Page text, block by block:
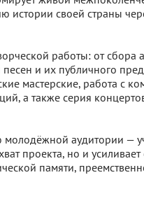
истории своей страны
работы: от сбора
и их публичного
мастерские, работа с
а также серия
молодёжной аудитории —
проекта, но и
памяти,